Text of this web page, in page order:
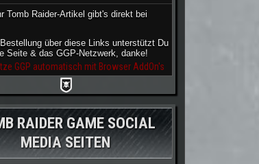
Tomb Raider-Artikel gibt's direkt bei
über diese Links unterstützt Du
Seite & das GGP-Netzwerk, danke!
GGP automatisch mit Browser AddOn's
RAIDER GAME SOCIAL
MEDIA SEITEN